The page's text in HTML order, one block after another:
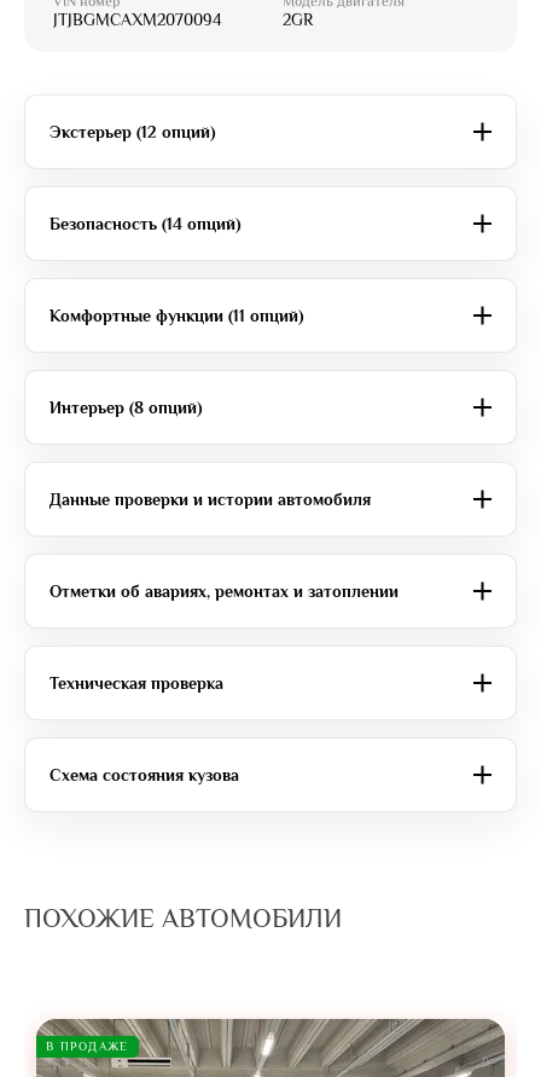
JTJBGMCAXM2070094 2GR
Экстерьер (12 опций)
Безопасность (14 опций)
Комфортные функции (11 опций)
Интерьер (8 опций)
Данные проверки и истории автомобиля
Отметки об авариях, ремонтах и затоплении
Техническая проверка
Схема состояния кузова
ПОХОЖИЕ АВТОМОБИЛИ
В ПРОДАЖЕ